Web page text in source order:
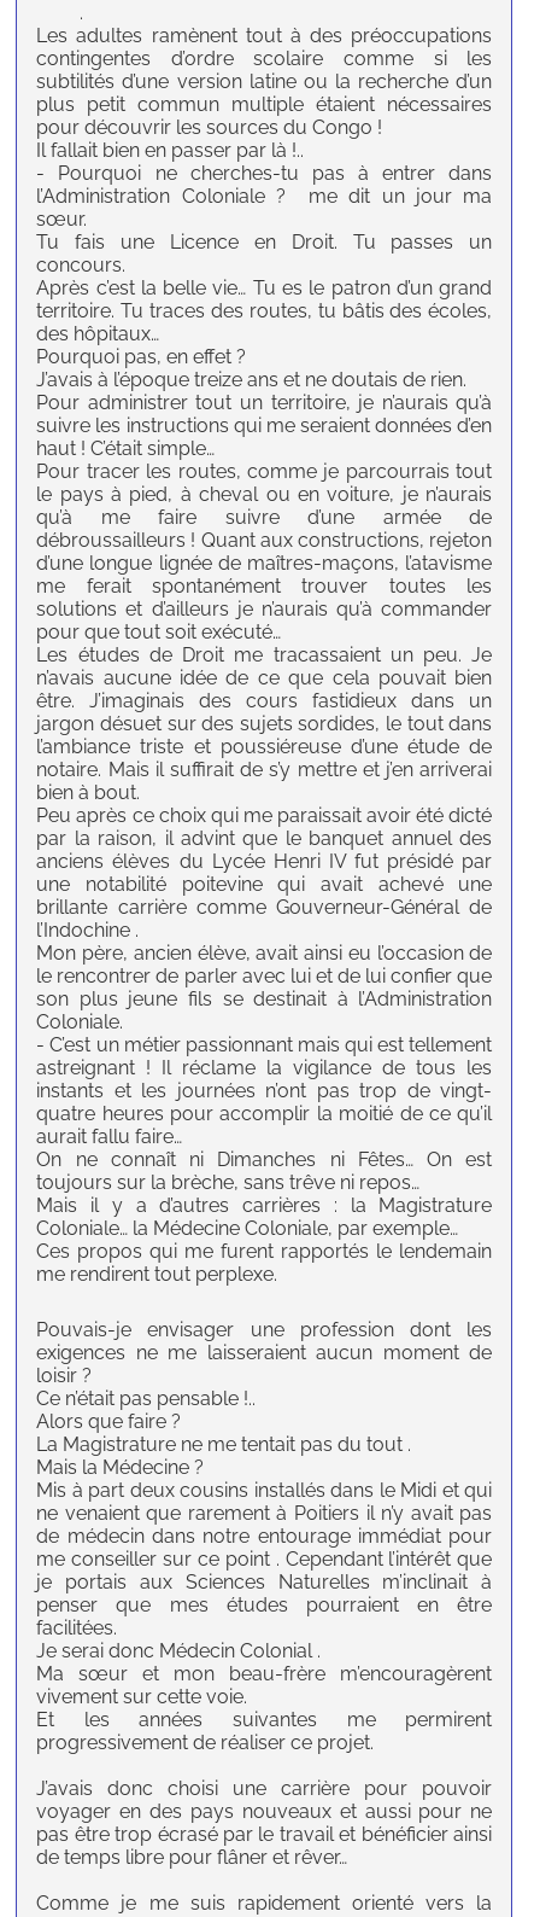
.
Les adultes ramènent tout à des préoccupations
contingentes d’ordre scolaire comme si les
subtilités d’une version latine ou la recherche d’un
plus petit commun multiple étaient nécessaires
pour découvrir les sources du Congo !
Il fallait bien en passer par là !..
- Pourquoi ne cherches-tu pas à entrer dans
l’Administration Coloniale ? me dit un jour ma
sœur.
Tu fais une Licence en Droit. Tu passes un
concours.
Après c’est la belle vie… Tu es le patron d’un grand
territoire. Tu traces des routes, tu bâtis des écoles,
des hôpitaux…
Pourquoi pas, en effet ?
J’avais à l’époque treize ans et ne doutais de rien.
Pour administrer tout un territoire, je n’aurais qu’à
suivre les instructions qui me seraient données d’en
haut ! C’était simple…
Pour tracer les routes, comme je parcourrais tout
le pays à pied, à cheval ou en voiture, je n’aurais
qu’à me faire suivre d’une armée de
débroussailleurs ! Quant aux constructions, rejeton
d’une longue lignée de maîtres-maçons, l’atavisme
me ferait spontanément trouver toutes les
solutions et d’ailleurs je n’aurais qu’à commander
pour que tout soit exécuté…
Les études de Droit me tracassaient un peu. Je
n’avais aucune idée de ce que cela pouvait bien
être. J’imaginais des cours fastidieux dans un
jargon désuet sur des sujets sordides, le tout dans
l’ambiance triste et poussiéreuse d’une étude de
notaire. Mais il suffirait de s’y mettre et j’en arriverai
bien à bout.
Peu après ce choix qui me paraissait avoir été dicté
par la raison, il advint que le banquet annuel des
anciens élèves du Lycée Henri IV fut présidé par
une notabilité poitevine qui avait achevé une
brillante carrière comme Gouverneur-Général de
l’Indochine .
Mon père, ancien élève, avait ainsi eu l’occasion de
le rencontrer de parler avec lui et de lui confier que
son plus jeune fils se destinait à l’Administration
Coloniale.
- C’est un métier passionnant mais qui est tellement
astreignant ! Il réclame la vigilance de tous les
instants et les journées n’ont pas trop de vingt-
quatre heures pour accomplir la moitié de ce qu’il
aurait fallu faire…
On ne connaît ni Dimanches ni Fêtes… On est
toujours sur la brèche, sans trêve ni repos…
Mais il y a d’autres carrières : la Magistrature
Coloniale… la Médecine Coloniale, par exemple…
Ces propos qui me furent rapportés le lendemain
me rendirent tout perplexe.
Pouvais-je envisager une profession dont les
exigences ne me laisseraient aucun moment de
loisir ?
Ce n’était pas pensable !..
Alors que faire ?
La Magistrature ne me tentait pas du tout .
Mais la Médecine ?
Mis à part deux cousins installés dans le Midi et qui
ne venaient que rarement à Poitiers il n’y avait pas
de médecin dans notre entourage immédiat pour
me conseiller sur ce point . Cependant l’intérêt que
je portais aux Sciences Naturelles m’inclinait à
penser que mes études pourraient en être
facilitées.
Je serai donc Médecin Colonial .
Ma sœur et mon beau-frère m’encouragèrent
vivement sur cette voie.
Et les années suivantes me permirent
progressivement de réaliser ce projet.
J’avais donc choisi une carrière pour pouvoir
voyager en des pays nouveaux et aussi pour ne
pas être trop écrasé par le travail et bénéficier ainsi
de temps libre pour flâner et rêver…
Comme je me suis rapidement orienté vers la